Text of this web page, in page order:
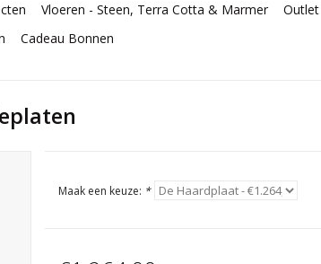
Vloeren - Steen, Terra Cotta & Marmer Outlet
Cadeau Bonnen
Maak een keuze: *